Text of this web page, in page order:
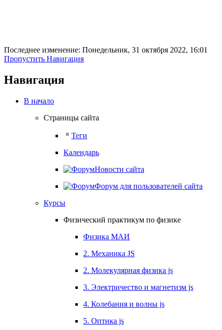
Последнее изменение: Понедельник, 31 октября 2022, 16:01
Пропустить Навигация
Навигация
В начало
Страницы сайта
Теги
Календарь
Новости сайта
Форум для пользователей сайта
Курсы
Физический практикум по физике
Физика МАИ
2. Механика JS
2. Молекулярная физика js
3. Электричество и магнетизм js
4. Колебания и волны js
5. Оптика js